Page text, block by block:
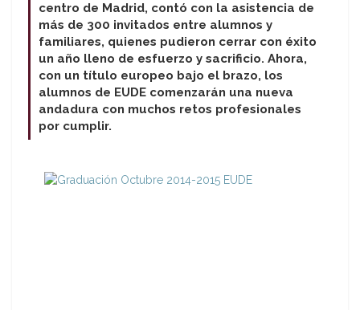
centro de Madrid, contó con la asistencia de
más de 300 invitados entre alumnos y
familiares, quienes pudieron cerrar con éxito
un año lleno de esfuerzo y sacrificio. Ahora,
con un título europeo bajo el brazo, los
alumnos de EUDE comenzarán una nueva
andadura con muchos retos profesionales
por cumplir.